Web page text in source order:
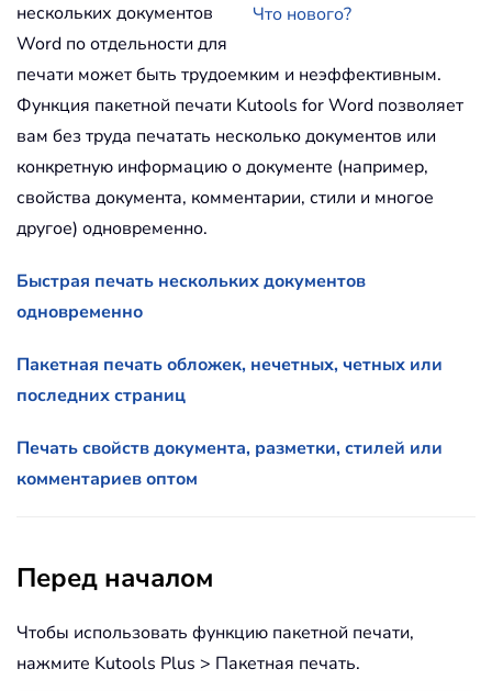
Что нового?
нескольких документов
Word по отдельности для
печати может быть трудоемким и неэффективным.
Функция пакетной печати Kutools for Word позволяет
вам без труда печатать несколько документов или
конкретную информацию о документе (например,
свойства документа, комментарии, стили и многое
другое) одновременно.
Быстрая печать нескольких документов
одновременно
Пакетная печать обложек, нечетных, четных или
последних страниц
Печать свойств документа, разметки, стилей или
комментариев оптом
Перед началом
Чтобы использовать функцию пакетной печати,
нажмите Kutools Plus > Пакетная печать.